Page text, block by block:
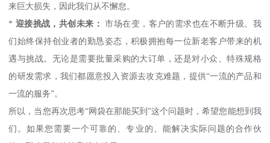
来巨大损失，因此我们从不懈怠。
* 迎接挑战，共创未来： 市场在变，客户的需求也在不断升级。我
们始终保持创业者的勤恳姿态，积极拥抱每一位新老客户带来的机
遇与挑战。无论是需要批量采购的大订单，还是对小众、特殊规格
的研发需求，我们都愿意投入资源去攻克难题，提供“一流的产品和
一流的服务”。
所以，当您再次思考“网袋在那能买到”这个问题时，希望您能想到我
们。如果您需要一个可靠的、专业的、能解决实际问题的合作伙